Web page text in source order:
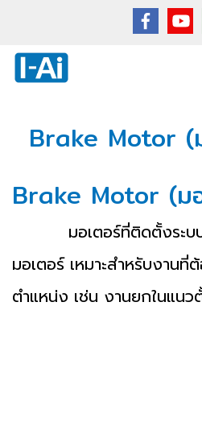
Brake Motor (
Brake Motor (ม
มอเตอร์ที่ติดตั้งระบบเ
มอเตอร์ เหมาะสำหรับงาน
ตำแหน่ง เช่น งานยกในแนว